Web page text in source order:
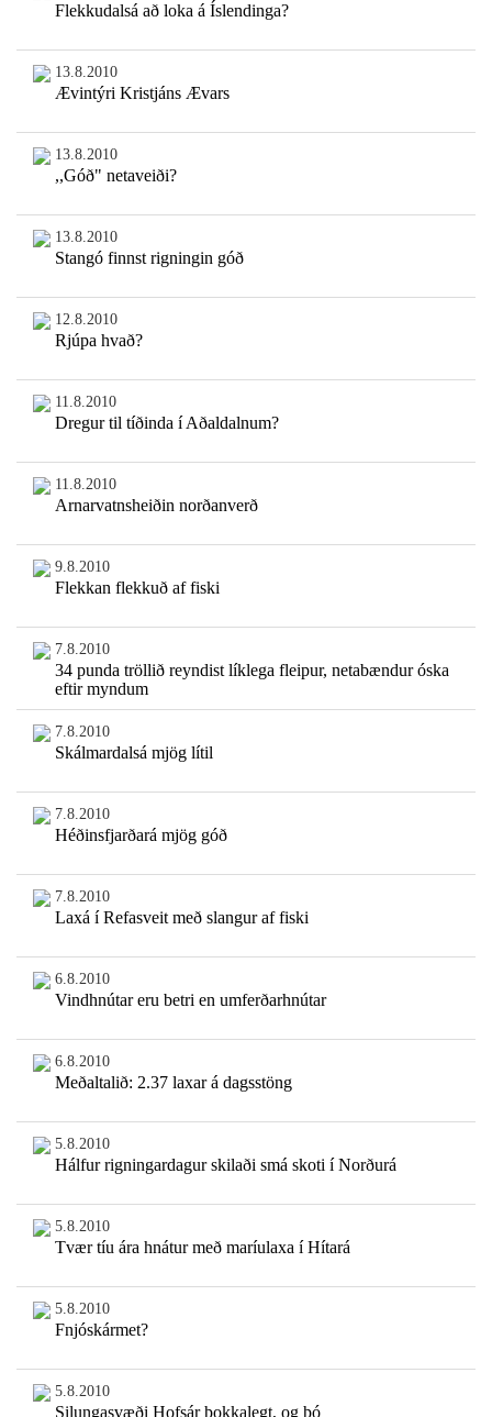
Flekkudalsá að loka á Íslendinga?
13.8.2010
Ævintýri Kristjáns Ævars
13.8.2010
,,Góð" netaveiði?
13.8.2010
Stangó finnst rigningin góð
12.8.2010
Rjúpa hvað?
11.8.2010
Dregur til tíðinda í Aðaldalnum?
11.8.2010
Arnarvatnsheiðin norðanverð
9.8.2010
Flekkan flekkuð af fiski
7.8.2010
34 punda tröllið reyndist líklega fleipur, netabændur óska
eftir myndum
7.8.2010
Skálmardalsá mjög lítil
7.8.2010
Héðinsfjarðará mjög góð
7.8.2010
Laxá í Refasveit með slangur af fiski
6.8.2010
Vindhnútar eru betri en umferðarhnútar
6.8.2010
Meðaltalið: 2.37 laxar á dagsstöng
5.8.2010
Hálfur rigningardagur skilaði smá skoti í Norðurá
5.8.2010
Tvær tíu ára hnátur með maríulaxa í Hítará
5.8.2010
Fnjóskármet?
5.8.2010
Silungasvæði Hofsár þokkalegt, og þó